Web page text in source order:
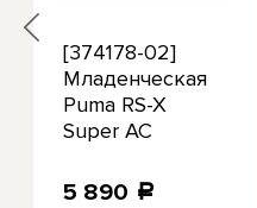
[374178-02]
Младенческая
Puma RS-X
Super AC
5 890 a